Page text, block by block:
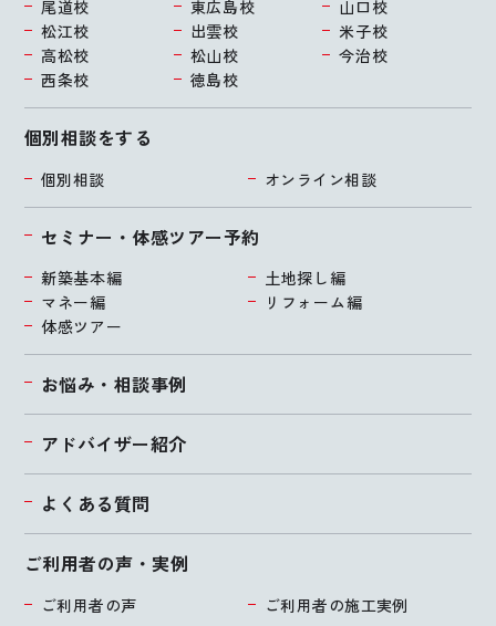
お悩み・相談事例
アドバイザー紹介
よくある質問
ご利用者の声・実例
ご利用者の声 ご利用者の施工実例
個別相談をする
個別相談 オンライン相談
セミナー・体感ツアー予約
新築基本編
土地探し編
マネー編
リフォーム編
体感ツアー
尾道校
東広島校
山口校
松江校
出雲校
米子校
高松校
松山校
今治校
西条校
徳島校